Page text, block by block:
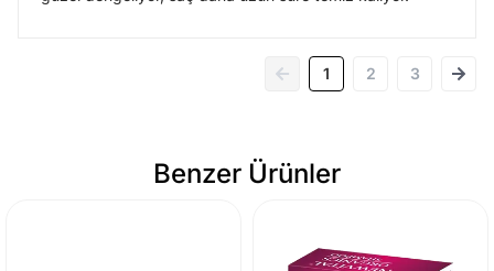
1 2 3
Benzer Ürünler